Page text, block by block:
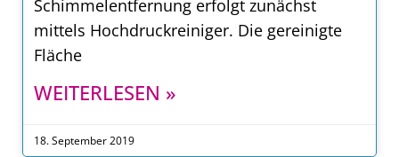
Schimmelentfernung erfolgt zunächst
mittels Hochdruckreiniger. Die gereinigte
Fläche
WEITERLESEN »
18. September 2019